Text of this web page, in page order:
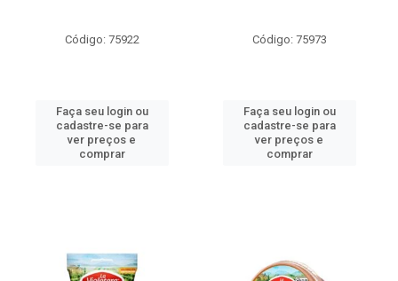
Código: 75922
Faça seu login ou
cadastre-se para
ver preços e
comprar
Código: 75973
Faça seu login ou
cadastre-se para
ver preços e
comprar